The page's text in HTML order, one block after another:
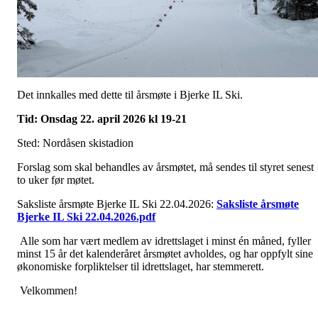
Det innkalles med dette til årsmøte i Bjerke IL Ski.
Tid: Onsdag 22. april 2026 kl 19-21
Sted: Nordåsen skistadion
Forslag som skal behandles av årsmøtet, må sendes til styret senest
to uker før møtet.
Saksliste årsmøte Bjerke IL Ski 22.04.2026: Saksliste årsmøte
Bjerke IL Ski 22.04.2026.pdf
Alle som har vært medlem av idrettslaget i minst én måned, fyller
minst 15 år det kalenderåret årsmøtet avholdes, og har oppfylt sine
økonomiske forpliktelser til idrettslaget, har stemmerett.
Velkommen!